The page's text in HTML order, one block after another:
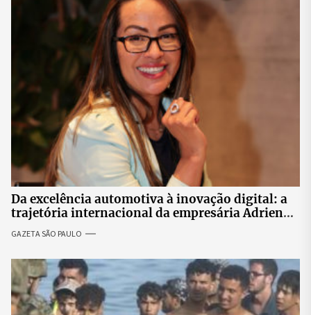
Da excelência automotiva à inovação digital: a
trajetória internacional da empresária Adriene
GAZETA SÃO PAULO